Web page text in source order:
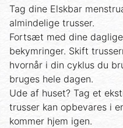
Tag dine Elskbar
almindelige trusser.
Fortsæt med dine
bekymringer. Skift
hvornår i din cyklus du
bruges hele dagen.
Ude af huset? Tag et
trusser kan opbevares i
kommer hjem igen.